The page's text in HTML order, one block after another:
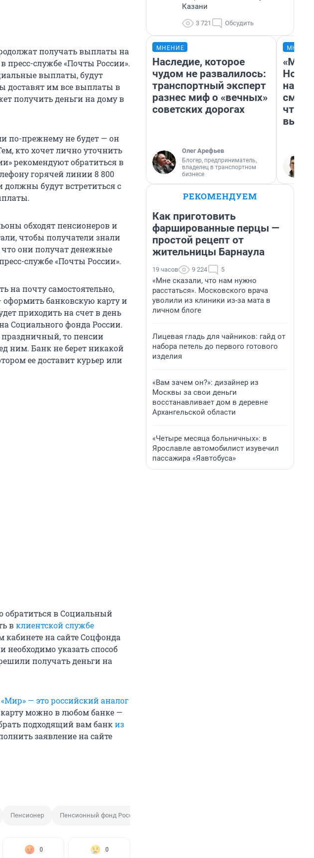
получать выплаты на
пресс-службе «Почты России».
выплаты, будут
доставят им все выплаты в
получить деньги на дому в
по-прежнему не будет — он
кто хочет лично уточнить
рекомендуют обратиться в
горячей линии 8 800
должны будут встретиться с
обходят пенсионеров и
чтобы получатели знали
они получат денежные
службе «Почты России».
на почту самостоятельно,
оформить банковскую карту и
приходить на счет в день
Социального фонда России.
то пенсии
ним. Банк не берет никакой
ее доставит курьер или
обратиться в Социальный
вклиентской службе
кабинете на сайте Соцфонда
указать способ
получать деньги на
— это российский аналог
можно в любом банке —
подходящий вам банкиз
заявление на сайте
Пенсионер Пенсионный фонд России
0 0
Казани
3 721 Обсудить
МНЕНИЕ
Наследие, которое
чудом не развалилось:
транспортный эксперт
разнес миф о «вечных»
советских дорогах
Олег Арефьев
Блогер, предприниматель,
владелец в транспортном
бизнесе
«Мы
РЕКОМЕНДУЕМ
Как приготовить
фаршированные перцы —
простой рецепт от
жительницы Барнаула
19 часов 9 224 5
«Мне сказали, что нам нужно
расстаться». Московского врача
уволили из клиники из-за мата в
личном блоге
Лицевая гладь для чайников: гайд от
набора петель до первого готового
изделия
«Вам зачем он?»: дизайнер из
Москвы за свои деньги
восстанавливает дом в деревне
Архангельской области
«Четыре месяца больничных»: в
Ярославле автомобилист изувечил
пассажира «Яавтобуса»